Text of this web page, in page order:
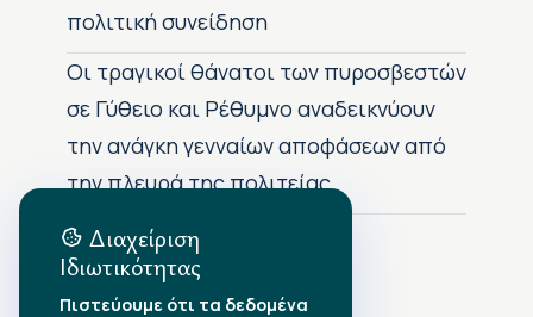
πολιτική συνείδηση
Οι τραγικοί θάνατοι των πυροσβεστών
σε Γύθειο και Ρέθυμνο αναδεικνύουν
την ανάγκη γενναίων αποφάσεων από
την πλευρά της πολιτείας
Αρχείο Δημοσιεύσεων
Διαχείριση
Ιδιωτικότητας
Πιστεύουμε ότι τα δεδομένα